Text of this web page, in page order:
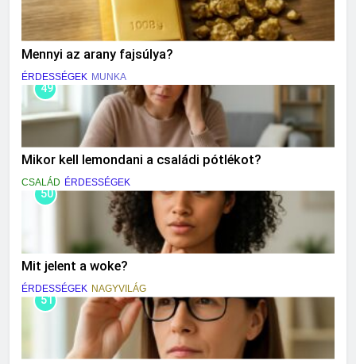
Mennyi az arany fajsúlya?
ÉRDESSÉGEK MUNKA
49
Mikor kell lemondani a családi pótlékot?
CSALÁD ÉRDESSÉGEK
50
Mit jelent a woke?
ÉRDESSÉGEK NAGYVILÁG
51